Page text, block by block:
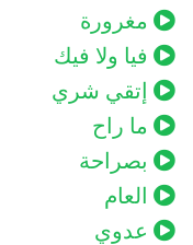
مغرورة
فيا ولا فيك
إتقي شري
ما راح
بصراحة
العام
عدوي